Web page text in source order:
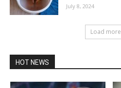
July 8, 2024
Load more
HOT NEWS